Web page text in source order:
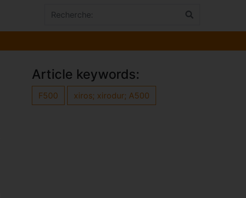
Article keywords:
F500 xiros; xirodur; A500